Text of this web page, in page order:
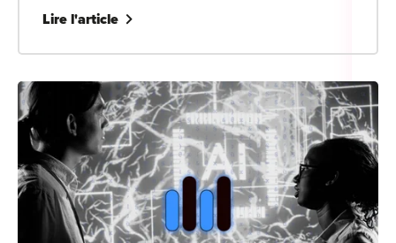
Lire l'article